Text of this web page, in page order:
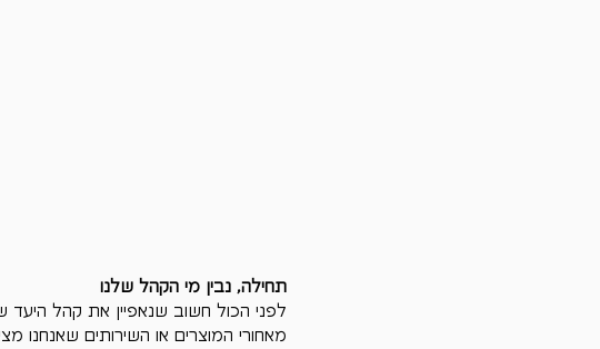
תחילה, נבין מי הקהל שלנו
לפני הכול חשוב שנאפיין את קהל
מאחורי המוצרים או השירותים שאנחנו